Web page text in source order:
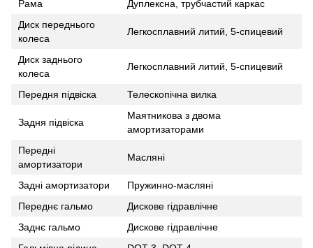
Рама
Дуплексна, трубчастий каркас
Диск переднього
колеса
Легкосплавний литий, 5-спицевий
Диск заднього
колеса
Легкосплавний литий, 5-спицевий
Передня підвіска Телескопічна вилка
Задня підвіска
Маятникова з двома
амортизаторами
Передні
амортизатори
Масляні
Задні амортизатори
Пружинно-масляні
Переднє гальмо
Дискове гідравлічне
Заднє гальмо
Дискове гідравлічне